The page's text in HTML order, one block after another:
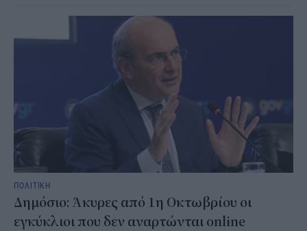
ΠΟΛΙΤΙΚΗ
Δημόσιο: Άκυρες από 1η Οκτωβρίου οι
εγκύκλιοι που δεν αναρτώνται online